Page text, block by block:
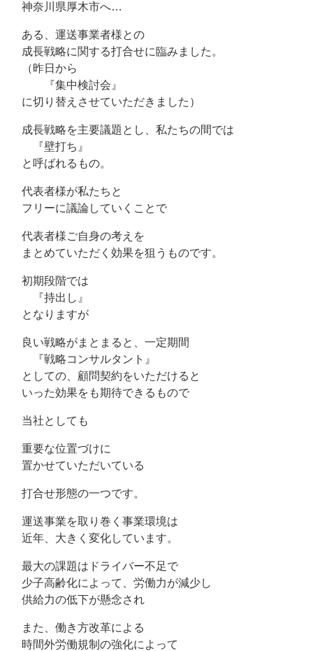
神奈川県厚木市へ…
ある、運送事業者様との
成長戦略に関する打合せに臨みました。
（昨日から
『集中検討会』
に切り替えさせていただきました）
成長戦略を主要議題とし、私たちの間では
『壁打ち』
と呼ばれるもの。
代表者様が私たちと
フリーに議論していくことで
代表者様ご自身の考えを
まとめていただく効果を狙うものです。
初期段階では
『持出し』
となりますが
良い戦略がまとまると、一定期間
『戦略コンサルタント』
としての、顧問契約をいただけると
いった効果をも期待できるもので
当社としても
重要な位置づけに
置かせていただいている
打合せ形態の一つです。
運送事業を取り巻く事業環境は
近年、大きく変化しています。
最大の課題はドライバー不足で
少子高齢化によって、労働力が減少し
供給力の低下が懸念され
また、働き方改革による
時間外労働規制の強化によって